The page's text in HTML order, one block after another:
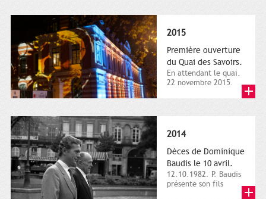
2015
Première ouverture
du Quai des Savoirs.
En attendant le quai.
22 novembre 2015.
2014
Dèces de Dominique
Baudis le 10 avril.
12.10.1982. P. Baudis
présente son fils